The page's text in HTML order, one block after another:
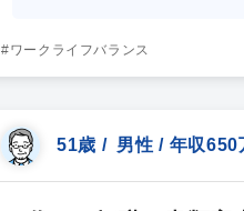
#ワークライフバランス
51歳 / 男性 / 年収650